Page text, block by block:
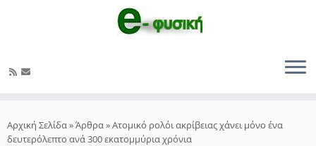
στο
περιεχόμενο
Αρχική Σελίδα»Άρθρα»Ατομικό ρολόι ακρίβειας χάνει μόνο ένα
δευτερόλεπτο ανά 300 εκατομμύρια χρόνια